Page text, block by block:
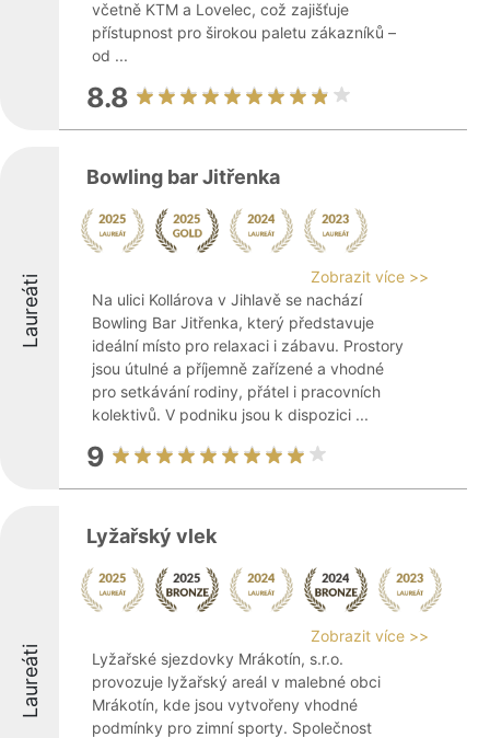
včetně KTM a Lovelec, což zajišťuje
přístupnost pro širokou paletu zákazníků –
od ...
8.8
Laureáti
Bowling bar Jitřenka
Zobrazit více >>
Na ulici Kollárova v Jihlavě se nachází
Bowling Bar Jitřenka, který představuje
ideální místo pro relaxaci i zábavu. Prostory
jsou útulné a příjemně zařízené a vhodné
pro setkávání rodiny, přátel i pracovních
kolektivů. V podniku jsou k dispozici ...
9
Laureáti
Lyžařský vlek
Zobrazit více >>
Lyžařské sjezdovky Mrákotín, s.r.o.
provozuje lyžařský areál v malebné obci
Mrákotín, kde jsou vytvořeny vhodné
podmínky pro zimní sporty. Společnost